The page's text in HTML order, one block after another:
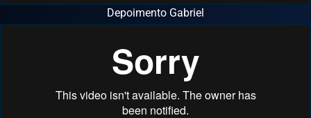
Depoimento Gabriel